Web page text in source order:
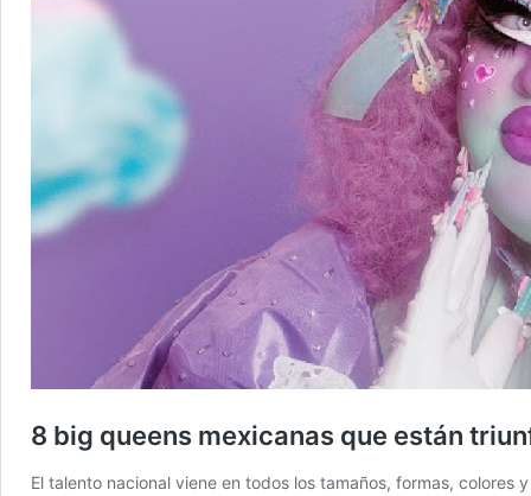
8 big queens mexicanas que están
El talento nacional viene en todos los tamaños, formas,